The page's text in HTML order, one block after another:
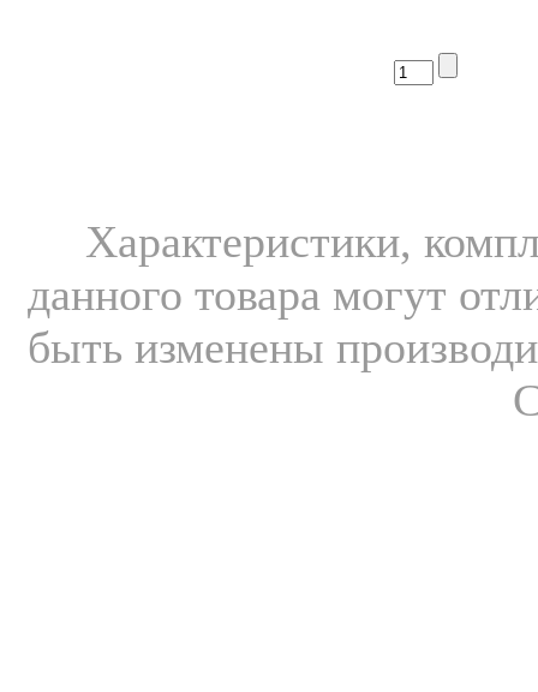
Xарактеристики,
данного товара могут
быть изменены